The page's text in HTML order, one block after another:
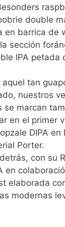
double
en barrica de
sección
IPA petada
aquel tan
nuestros
se marcan
en el primer
DIPA
Porter.
con su
en
elaborada
modernas